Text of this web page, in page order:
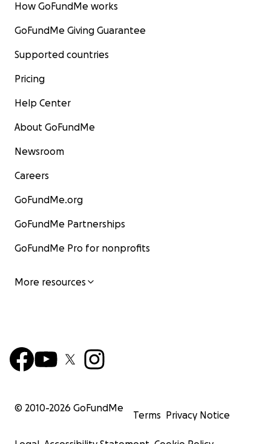
How GoFundMe works
GoFundMe Giving Guarantee
Supported countries
Pricing
Help Center
About GoFundMe
Newsroom
Careers
GoFundMe.org
GoFundMe Partnerships
GoFundMe Pro for nonprofits
More resources
© 2010-2026 GoFundMe
Terms Privacy Notice